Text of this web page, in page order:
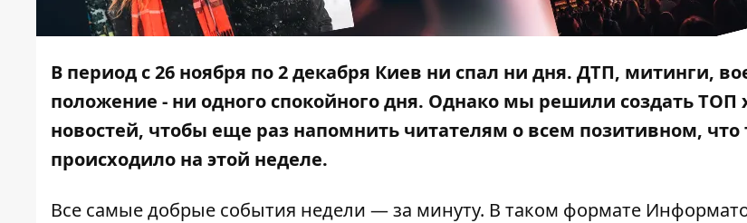
В период с 26 ноября по 2 декабря Киев ни спал ни дня. ДТП, митинги,
положение - ни одного спокойного дня. Однако мы решили создать ТОП
новостей, чтобы еще раз напомнить читателям о всем позитивном, что
происходило на этой неделе.
Все самые добрые события недели — за минуту. В таком формате